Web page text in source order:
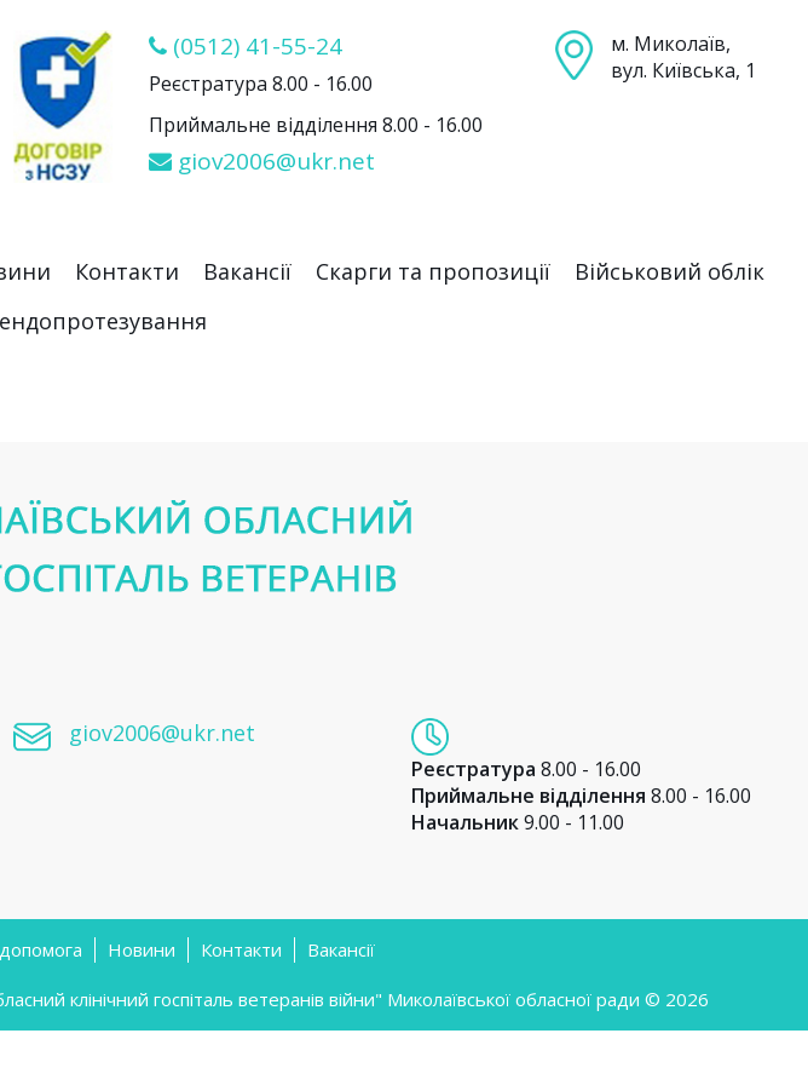
(0512) 41-55-24
Реєстратура 8.00 - 16.00
Приймальне відділення 8.00 - 16.00
giov2006@ukr.net
м. Миколаїв,
вул. Київська, 1
Контакти Вакансії Скарги та пропозиції
Військовий облік
giov2006@ukr.net
Реєстратура 8.00 - 16.00
Приймальне відділення 8.00 - 16.00
Начальник9.00 - 11.00
Новини Контакти Вакансії
клінічний госпіталь ветеранів війни" Миколаївської обласної ради © 2026